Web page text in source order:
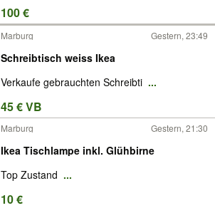
100 €
Marburg Gestern, 23:49
Schreibtisch weiss Ikea
Verkaufe gebrauchten Schreibti ...
45 € VB
Marburg Gestern, 21:30
Ikea Tischlampe inkl. Glühbirne
Top Zustand ...
10 €